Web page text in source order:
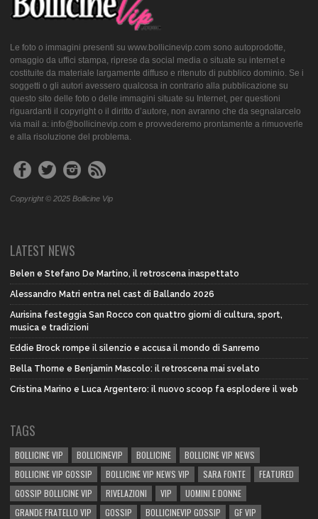
Le foto o immagini presenti su www.bollicinevip.com sono autoprodotte,
omaggio da uffici stampa, riprese da social media o situate su internet e
costituite da materiale largamente diffuso e ritenuto di pubblico dominio. Se i
soggetti o gli autori avessero qualcosa in contrario alla pubblicazione su
questo sito delle foto o delle immagini situate su Internet, per questioni
riguardanti il copyright o il diritto d’autore, non avranno che da segnalarcelo
via mail a: info@bollicinevip.com e provvederemo prontamente a rimuoverle
e alla risoluzione del problema.
Copyright © 2025 Bollicine Vip
LATEST NEWS
Belen e Stefano De Martino, il retroscena inaspettato
Alessandro Matri entra nel cast di Ballando 2026
Aurisina festeggia San Rocco con quattro giorni di cultura, sport,
musica e tradizioni
Eddie Brock rompe il silenzio e accusa il mondo di Sanremo
Bella Thorne e Benjamin Mascolo: il retroscena mai svelato
Cristina Marino e Luca Argentero: il nuovo scoop fa esplodere il web
TAGS
BOLLICINE VIP BOLLICINEVIP BOLLICINE
BOLLICINE VIP NEWS
BOLLICINE VIP GOSSIP
BOLLICINE VIP NEWS VIP SARA FONTE
FEATURED
GOSSIP BOLLICINE VIP
RIVELAZIONI VIP
UOMINI E DONNE
GRANDE FRATELLO VIP
GOSSIP BOLLICINEVIP GOSSIP GF VIP